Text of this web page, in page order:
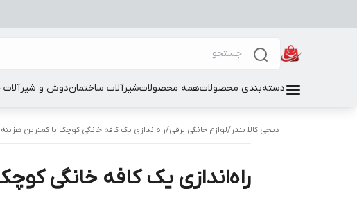
دسته‌بندی محصولاتهمه محصولاتشیرآلات ساختماندوش و شیرآلات
دیجی کالا بندر/لوازم خانگی برقی/راه‌اندازی یک کافه خانگی کوچک با کمترین
راه‌اندازی یک کافه خانگی